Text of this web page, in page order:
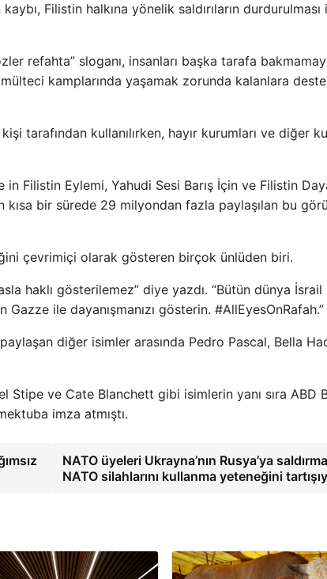
Filistin halkına yönelik saldırıların durdurulması
refahta” sloganı, insanları başka tarafa
kamplarında yaşamak zorunda kalanlara
tarafından kullanılırken, hayır kurumları ve diğer
Filistin Eylemi, Yahudi Sesi Barış İçin ve Filistin
kısa bir sürede 29 milyondan fazla paylaşılan bu
çevrimiçi olarak gösteren birçok ünlüden biri.
haklı gösterilemez” diye yazdı. “Bütün dünya İsrail
ile dayanışmanızı gösterin. #AllEyesOnRafah.”
diğer isimler arasında Pedro Pascal, Bella
ve Cate Blanchett gibi isimlerin yanı sıra ABD
imza atmıştı.
NATO üyeleri Ukrayna’nın Rusya’ya
NATO silahlarını kullanma yeteneğini